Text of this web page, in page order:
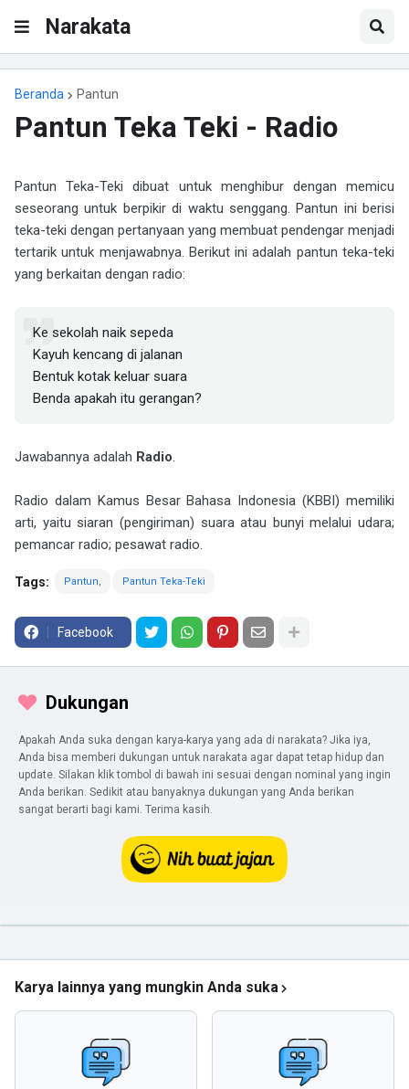
Narakata
Beranda Pantun
Pantun Teka Teki - Radio
Pantun Teka-Teki dibuat untuk menghibur dengan memicu
seseorang untuk berpikir di waktu senggang. Pantun ini berisi
teka-teki dengan pertanyaan yang membuat pendengar menjadi
tertarik untuk menjawabnya. Berikut ini adalah pantun teka-teki
yang berkaitan dengan radio:
Ke sekolah naik sepeda
Kayuh kencang di jalanan
Bentuk kotak keluar suara
Benda apakah itu gerangan?
Jawabannya adalah Radio.
Radio dalam Kamus Besar Bahasa Indonesia (KBBI) memiliki
arti, yaitu siaran (pengiriman) suara atau bunyi melalui udara;
pemancar radio; pesawat radio.
Tags: Pantun Pantun Teka-Teki
Facebook
Dukungan
Apakah Anda suka dengan karya-karya yang ada di narakata? Jika iya,
Anda bisa memberi dukungan untuk narakata agar dapat tetap hidup dan
update. Silakan klik tombol di bawah ini sesuai dengan nominal yang ingin
Anda berikan. Sedikit atau banyaknya dukungan yang Anda berikan
sangat berarti bagi kami. Terima kasih.
Karya lainnya yang mungkin Anda suka